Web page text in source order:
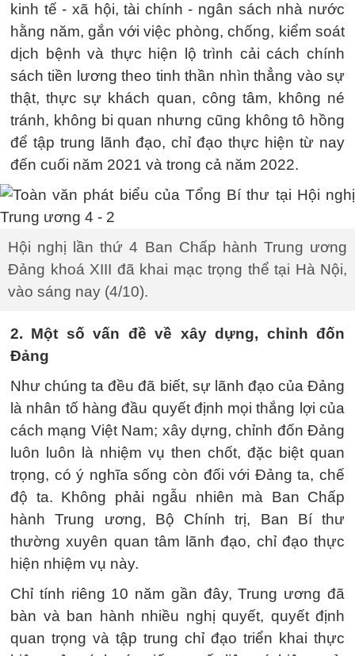
kinh tế - xã hội, tài chính - ngân sách nhà nước
hằng năm, gắn với việc phòng, chống, kiểm soát
dịch bệnh và thực hiện lộ trình cải cách chính
sách tiền lương theo tinh thần nhìn thẳng vào sự
thật, thực sự khách quan, công tâm, không né
tránh, không bi quan nhưng cũng không tô hồng
để tập trung lãnh đạo, chỉ đạo thực hiện từ nay
đến cuối năm 2021 và trong cả năm 2022.
Hội nghị lần thứ 4 Ban Chấp hành Trung ương
Đảng khoá XIII đã khai mạc trọng thể tại Hà Nội,
vào sáng nay (4/10).
2. Một số vấn đề về xây dựng, chỉnh đốn
Đảng
Như chúng ta đều đã biết, sự lãnh đạo của Đảng
là nhân tố hàng đầu quyết định mọi thắng lợi của
cách mạng Việt Nam; xây dựng, chỉnh đốn Đảng
luôn luôn là nhiệm vụ then chốt, đặc biệt quan
trọng, có ý nghĩa sống còn đối với Đảng ta, chế
độ ta. Không phải ngẫu nhiên mà Ban Chấp
hành Trung ương, Bộ Chính trị, Ban Bí thư
thường xuyên quan tâm lãnh đạo, chỉ đạo thực
hiện nhiệm vụ này.
Chỉ tính riêng 10 năm gần đây, Trung ương đã
bàn và ban hành nhiều nghị quyết, quyết định
quan trọng và tập trung chỉ đạo triển khai thực